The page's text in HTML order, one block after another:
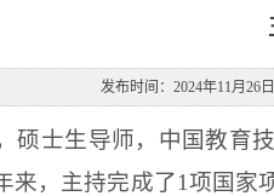
发布时间：2024年11月
硕士生导师，中国教育
来，主持完成了1项国家